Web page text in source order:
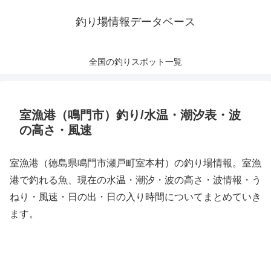
釣り場情報データベース
全国の釣りスポット一覧
室漁港（鳴門市）釣り/水温・潮汐表・波
の高さ・風速
室漁港（徳島県鳴門市瀬戸町室本村）の釣り場情報。室漁
港で釣れる魚、現在の水温・潮汐・波の高さ・波情報・う
ねり・風速・日の出・日の入り時間についてまとめていき
ます。